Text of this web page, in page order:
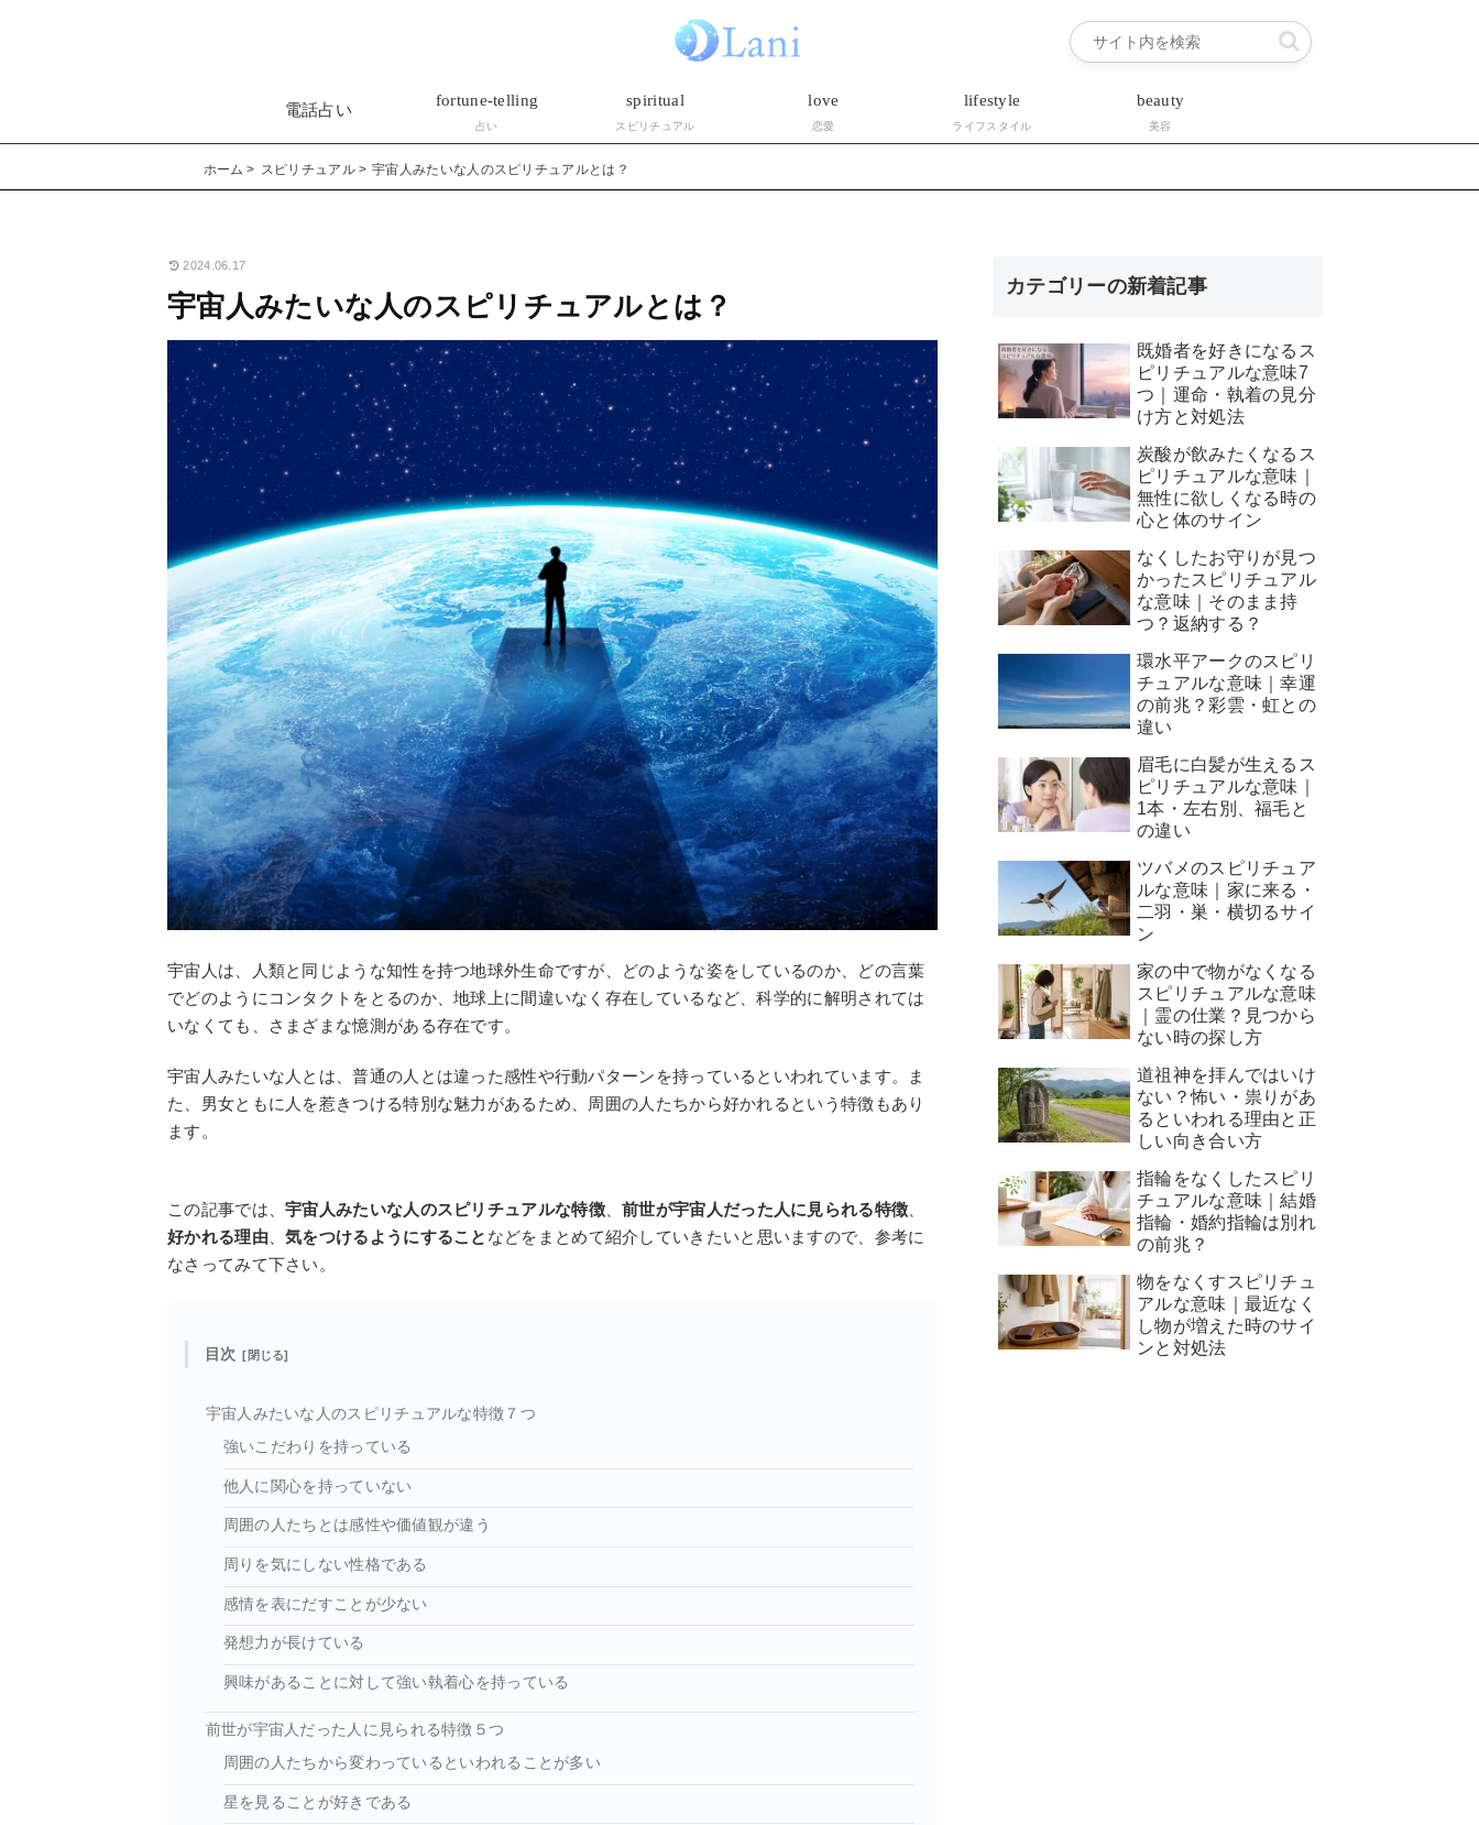
電話占い
fortune-telling
占い
spiritual
スピリチュアル
love
恋愛
lifestyle
ライフスタイル
beauty
美容
ホーム スピリチュアル 宇宙人みたいな人のスピリチュアルとは？
2024.06.17
宇宙人みたいな人のスピリチュアルとは？
宇宙人は、人類と同じような知性を持つ地球外生命ですが、どのような姿をしているのか、どの言葉
でどのようにコンタクトをとるのか、地球上に間違いなく存在しているなど、科学的に解明されては
いなくても、さまざまな憶測がある存在です。
宇宙人みたいな人とは、普通の人とは違った感性や行動パターンを持っているといわれています。ま
た、男女ともに人を惹きつける特別な魅力があるため、周囲の人たちから好かれるという特徴もあり
ます。
この記事では、宇宙人みたいな人のスピリチュアルな特徴、前世が宇宙人だった人に見られる特徴
好かれる理由 、気をつけるようにすること などをまとめて紹介していきたいと思いますので、参考に
なさってみて下さい。
目次
宇宙人みたいな人のスピリチュアルな特徴７つ
強いこだわりを持っている
他人に関心を持っていない
周囲の人たちとは感性や価値観が違う
周りを気にしない性格である
感情を表にだすことが少ない
発想力が長けている
興味があることに対して強い執着心を持っている
前世が宇宙人だった人に見られる特徴５つ
周囲の人たちから変わっているといわれることが多い
星を見ることが好きである
カテゴリーの新着記事
既婚者を好きになるス
ピリチュアルな意味7
つ｜運命・執着の見分
け方と対処法
炭酸が飲みたくなるス
ピリチュアルな意味｜
無性に欲しくなる時の
心と体のサイン
なくしたお守りが見つ
かったスピリチュアル
な意味｜そのまま持
つ？返納する？
環水平アークのスピリ
チュアルな意味｜幸運
の前兆？彩雲・虹との
違い
眉毛に白髪が生えるス
ピリチュアルな意味｜
1本・左右別、福毛と
の違い
ツバメのスピリチュア
ルな意味｜家に来る・
二羽・巣・横切るサイ
ン
家の中で物がなくなる
スピリチュアルな意味
｜霊の仕業？見つから
ない時の探し方
道祖神を拝んではいけ
ない？怖い・祟りがあ
るといわれる理由と正
しい向き合い方
指輪をなくしたスピリ
チュアルな意味｜結婚
指輪・婚約指輪は別れ
の前兆？
物をなくすスピリチュ
アルな意味｜最近なく
し物が増えた時のサイ
ンと対処法